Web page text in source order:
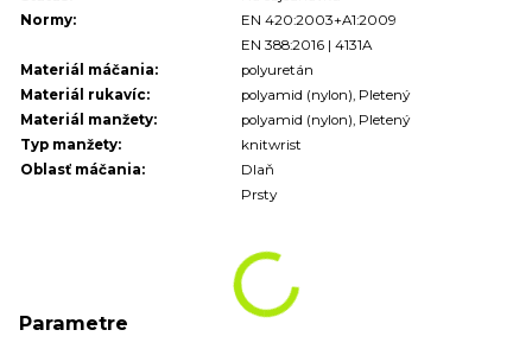
Normy:
EN 420:2003+A1:2009
EN 388:2016 | 4131A
Materiál máčania:
polyuretán
Materiál rukavíc:
polyamid (nylon), Pletený
Materiál manžety:
polyamid (nylon), Pletený
Typ manžety:
knitwrist
Oblasť máčania:
Dlaň
Prsty
Parametre